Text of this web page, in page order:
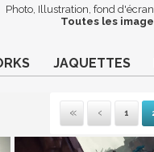
Photo, Illustration, fond
Toutes les
JAQUETTES
1